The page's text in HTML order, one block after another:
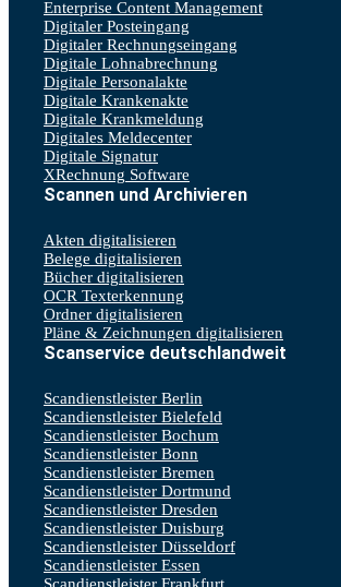
Enterprise Content Management
Digitaler Posteingang
Digitaler Rechnungseingang
Digitale Lohnabrechnung
Digitale Personalakte
Digitale Krankenakte
Digitale Krankmeldung
Digitales Meldecenter
Digitale Signatur
XRechnung Software
Scannen und Archivieren
Akten digitalisieren
Belege digitalisieren
Bücher digitalisieren
OCR Texterkennung
Ordner digitalisieren
Pläne & Zeichnungen digitalisieren
Scanservice deutschlandweit
Scandienstleister Berlin
Scandienstleister Bielefeld
Scandienstleister Bochum
Scandienstleister Bonn
Scandienstleister Bremen
Scandienstleister Dortmund
Scandienstleister Dresden
Scandienstleister Duisburg
Scandienstleister Düsseldorf
Scandienstleister Essen
Scandienstleister Frankfurt